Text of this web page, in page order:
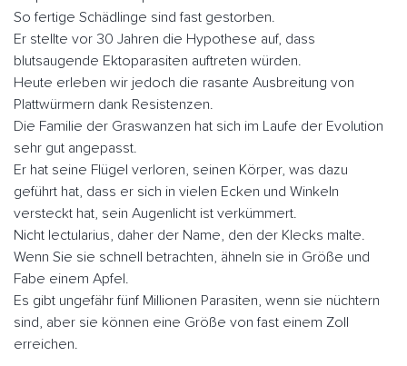
So fertige Schädlinge sind fast gestorben.
Er stellte vor 30 Jahren die Hypothese auf, dass
blutsaugende Ektoparasiten auftreten würden.
Heute erleben wir jedoch die rasante Ausbreitung von
Plattwürmern dank Resistenzen.
Die Familie der Graswanzen hat sich im Laufe der Evolution
sehr gut angepasst.
Er hat seine Flügel verloren, seinen Körper, was dazu
geführt hat, dass er sich in vielen Ecken und Winkeln
versteckt hat, sein Augenlicht ist verkümmert.
Nicht lectularius, daher der Name, den der Klecks malte.
Wenn Sie sie schnell betrachten, ähneln sie in Größe und
Fabe einem Apfel.
Es gibt ungefähr fünf Millionen Parasiten, wenn sie nüchtern
sind, aber sie können eine Größe von fast einem Zoll
erreichen.